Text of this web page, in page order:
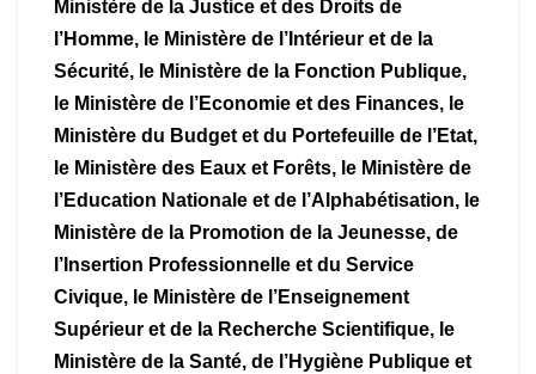
Ministère de la Justice et des Droits de
l’Homme, le Ministère de l’Intérieur et de la
Sécurité, le Ministère de la Fonction Publique,
le Ministère de l’Economie et des Finances, le
Ministère du Budget et du Portefeuille de l’Etat,
le Ministère des Eaux et Forêts, le Ministère de
l’Education Nationale et de l’Alphabétisation, le
Ministère de la Promotion de la Jeunesse, de
l’Insertion Professionnelle et du Service
Civique, le Ministère de l’Enseignement
Supérieur et de la Recherche Scientifique, le
Ministère de la Santé, de l’Hygiène Publique et